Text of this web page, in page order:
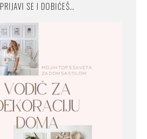
PRIJAVI SE I DOBIĆEŠ…